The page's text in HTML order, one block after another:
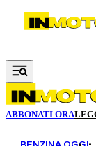
Vai al contenuto
ABBONATI ORA